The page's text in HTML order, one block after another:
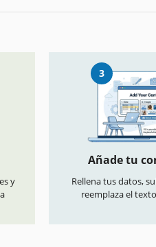
y
3
Añade tu
Rellena tus datos,
reemplaza el